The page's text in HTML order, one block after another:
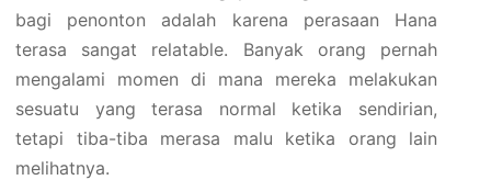
bagi penonton adalah karena perasaan Hana
terasa sangat relatable. Banyak orang pernah
mengalami momen di mana mereka melakukan
sesuatu yang terasa normal ketika sendirian,
tetapi tiba-tiba merasa malu ketika orang lain
melihatnya.